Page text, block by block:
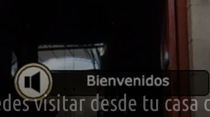
visitar desde tu casa